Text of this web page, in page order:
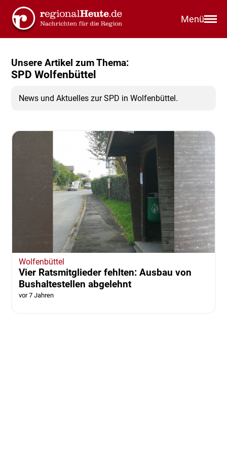
Menü
Unsere Artikel zum Thema:
SPD Wolfenbüttel
News und Aktuelles zur SPD in Wolfenbüttel.
Wolfenbüttel
Vier Ratsmitglieder fehlten: Ausbau von
Bushaltestellen abgelehnt
vor 7 Jahren